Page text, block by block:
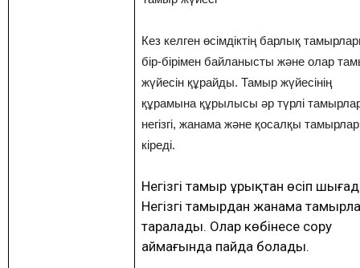
Кез келген өсімдіктің барлық
бір-бірімен байланысты және олар
жүйесін құрайды. Тамыр жүйесінің
құрамына құрылысы әр түрлі
негізгі, жанама және қосалқы тамырлар
кіреді.
Негізгі тамыр ұрықтан өсіп
Негізгі тамырдан жанама
таралады. Олар көбінесе сору
аймағында пайда болады.